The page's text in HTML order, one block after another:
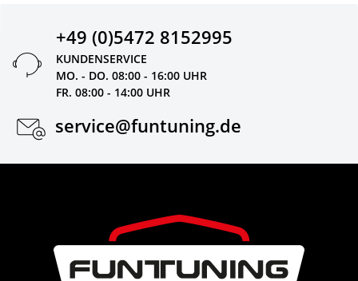
+49 (0)5472 8152995
KUNDENSERVICE
MO. - DO. 08:00 - 16:00 UHR
FR. 08:00 - 14:00 UHR
service@funtuning.de